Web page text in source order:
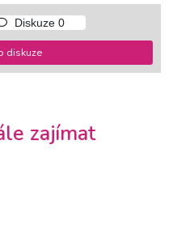
Diskuze 0
diskuze
zajímat